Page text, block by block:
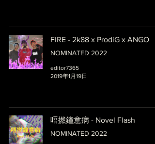
FIRE - 2k88 x ProdiG x ANGO
NOMINATED 2022
editor7365
2019年1月19日
唔撚鐘意病 - Novel Flash
NOMINATED 2022